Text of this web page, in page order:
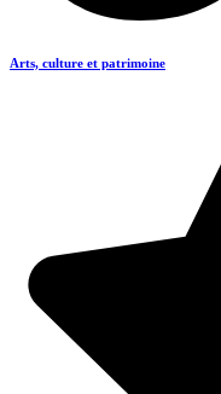
Arts, culture et patrimoine